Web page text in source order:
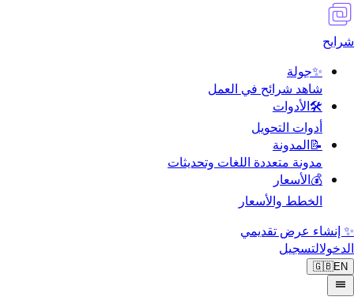
شرايح
✨جولة
شاهد شرائح في العمل
🛠️الأدوات
أدوات التحويل
📝المدونة
مدونة متعددة اللغات وتحديثات
💰الأسعار
الخطط والأسعار
✨ إنشاء عرض تقديمي
الدخولالتسجيل
🇬🇧EN